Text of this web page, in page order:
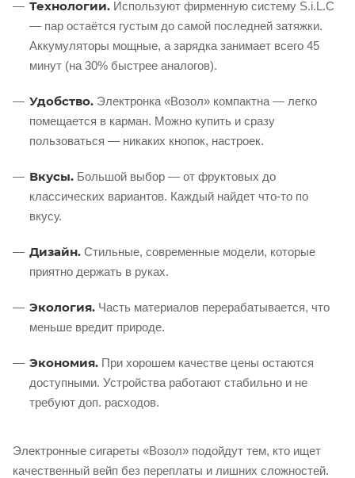
Технологии. Используют фирменную систему S.i.L.C
— пар остаётся густым до самой последней затяжки.
Аккумуляторы мощные, а зарядка занимает всего 45
минут (на 30% быстрее аналогов).
Удобство. Электронка «Возол» компактна — легко
помещается в карман. Можно купить и сразу
пользоваться — никаких кнопок, настроек.
Вкусы. Большой выбор — от фруктовых до
классических вариантов. Каждый найдет что-то по
вкусу.
Дизайн. Стильные, современные модели, которые
приятно держать в руках.
Экология. Часть материалов перерабатывается, что
меньше вредит природе.
Экономия. При хорошем качестве цены остаются
доступными. Устройства работают стабильно и не
требуют доп. расходов.
Электронные сигареты «Возол» подойдут тем, кто ищет
качественный вейп без переплаты и лишних сложностей.